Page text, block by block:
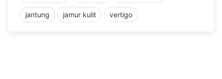
jantung jamur kulit vertigo